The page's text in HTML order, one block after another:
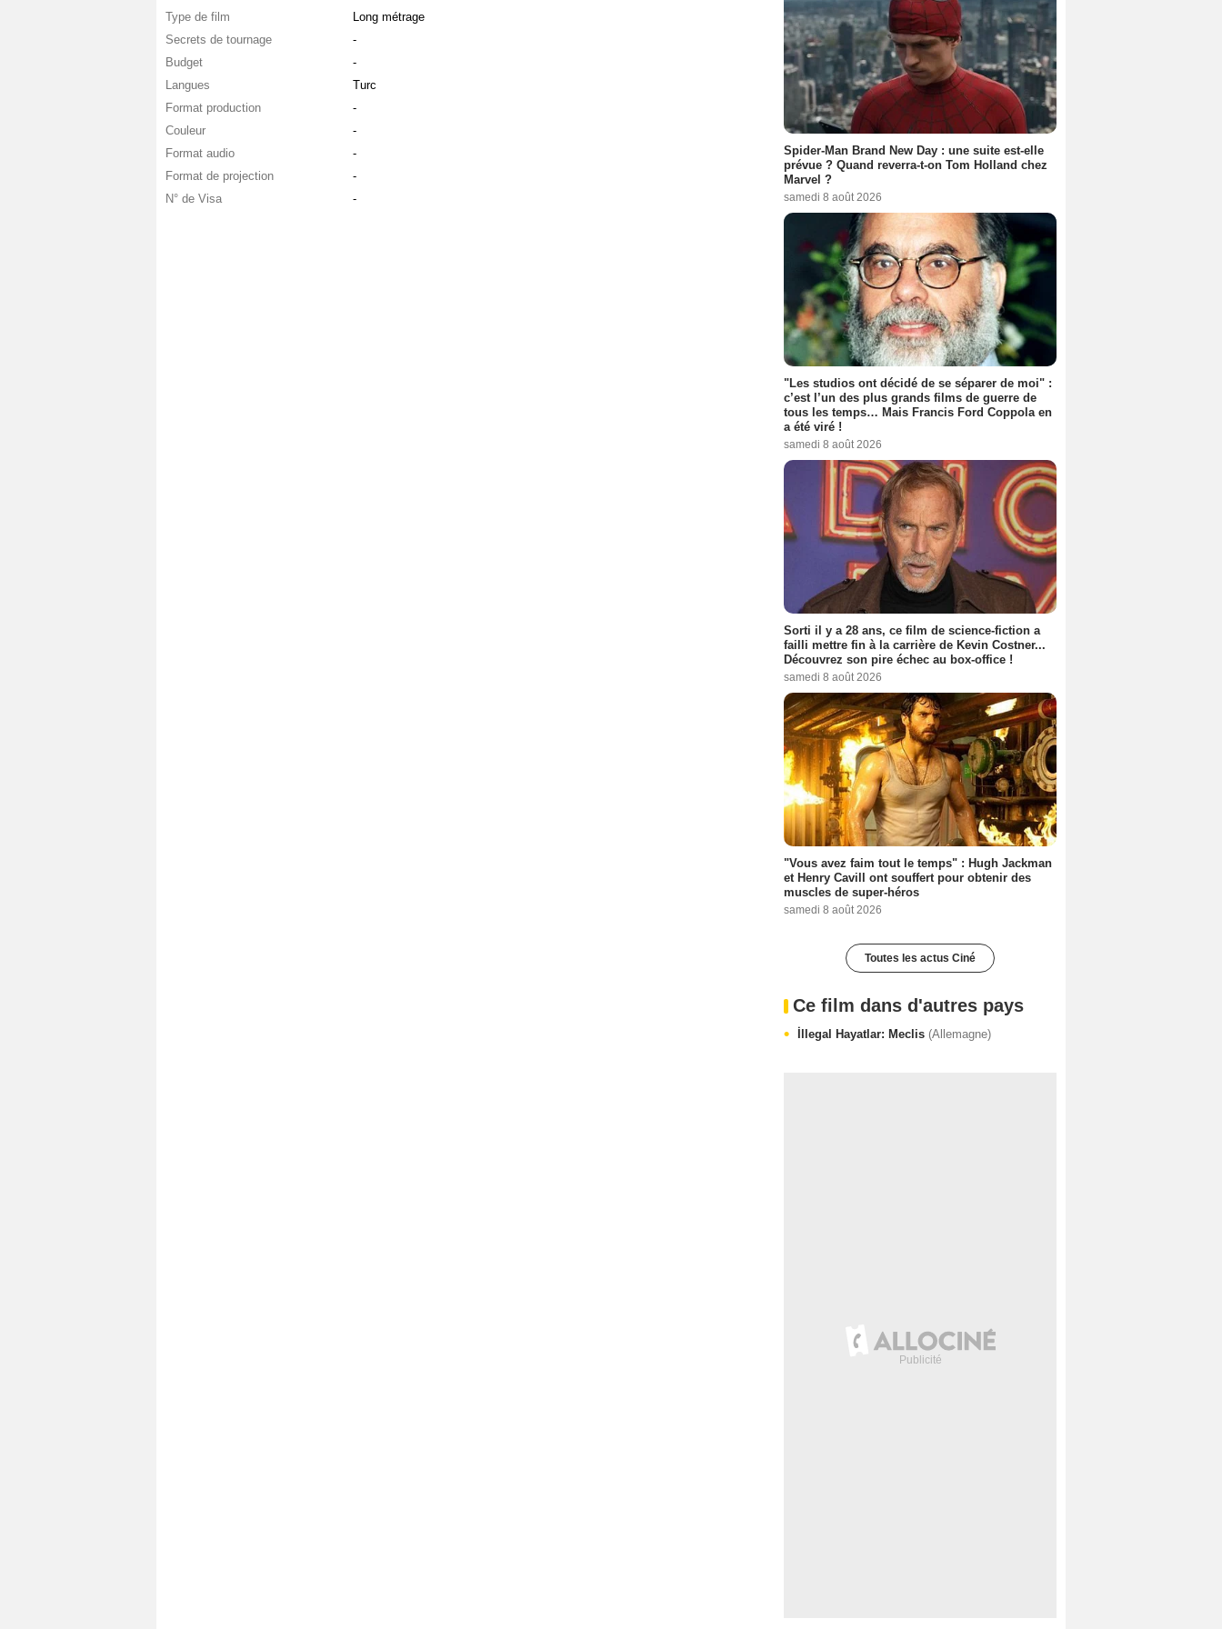
Type de film
Long métrage
Secrets de tournage
-
Budget
-
Langues
Turc
Format production
-
Couleur
-
Format audio
-
Format de projection
-
N° de Visa
-
Spider-Man Brand New Day : une suite est-elle
prévue ? Quand reverra-t-on Tom Holland chez
Marvel ?
samedi 8 août 2026
"Les studios ont décidé de se séparer de moi" :
c’est l’un des plus grands films de guerre de
tous les temps… Mais Francis Ford Coppola en
a été viré !
samedi 8 août 2026
Sorti il y a 28 ans, ce film de science-fiction a
failli mettre fin à la carrière de Kevin Costner...
Découvrez son pire échec au box-office !
samedi 8 août 2026
"Vous avez faim tout le temps" : Hugh Jackman
et Henry Cavill ont souffert pour obtenir des
muscles de super-héros
samedi 8 août 2026
Toutes les actus Ciné
Ce film dans d'autres pays
İllegal Hayatlar: Meclis (Allemagne)